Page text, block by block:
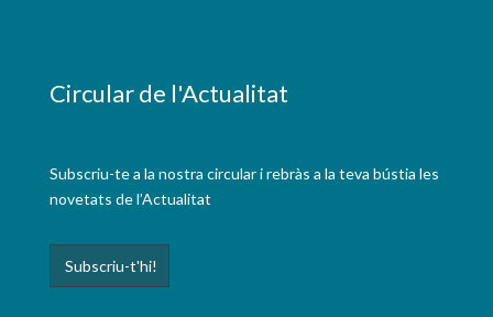
Circular de l'Actualitat
Subscriu-te a la nostra circular i rebràs a la teva bústia les
novetats de l’Actualitat